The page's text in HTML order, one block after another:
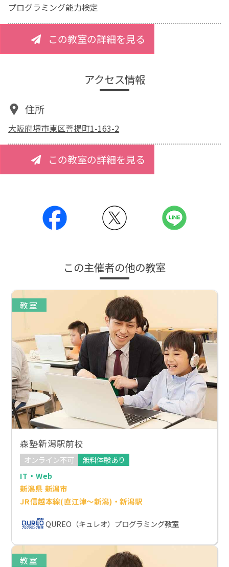
プログラミング能力検定
この教室の詳細を見る
アクセス情報
住所
大阪府堺市東区菩提町1-163-2
この教室の詳細を見る
この主催者の他の教室
教室
森塾新潟駅前校
オンライン不可
無料体験あり
IT・Web
新潟県 新潟市
JR信越本線(直江津～新潟)・新潟駅
QUREO（キュレオ）プログラミング教室
教室